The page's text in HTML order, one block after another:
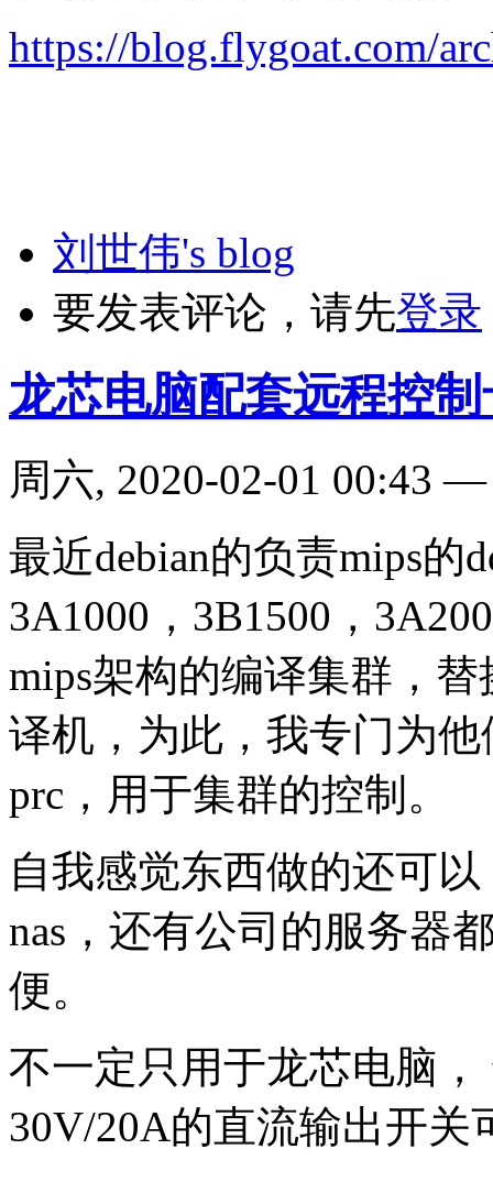
https://blog.flygoat.com/
刘世伟's blog
要发表评论，请先登录
龙芯电脑配套远程控制
周六, 2020-02-01 00:43
最近debian的负责mips
3A1000，3B1500，
mips架构的编译集群，
译机，为此，我专门为
prc，用于集群的控制。
自我感觉东西做的还可
nas，还有公司的服务器
便。
不一定只用于龙芯电脑
30V/20A的直流输出开关